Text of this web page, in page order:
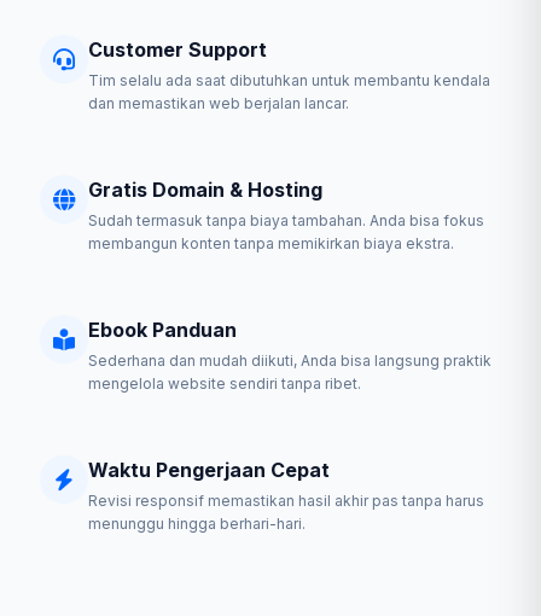
Customer Support
Tim selalu ada saat dibutuhkan untuk membantu kendala
dan memastikan web berjalan lancar.
Gratis Domain & Hosting
Sudah termasuk tanpa biaya tambahan. Anda bisa fokus
membangun konten tanpa memikirkan biaya ekstra.
Ebook Panduan
Sederhana dan mudah diikuti, Anda bisa langsung praktik
mengelola website sendiri tanpa ribet.
Waktu Pengerjaan Cepat
Revisi responsif memastikan hasil akhir pas tanpa harus
menunggu hingga berhari-hari.